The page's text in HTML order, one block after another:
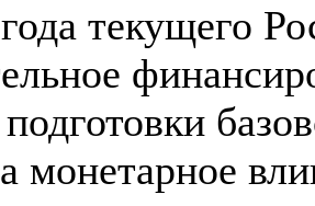
текущего
монетарное